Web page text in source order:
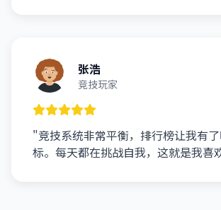
张浩
竞技玩家
"竞技系统非常平衡，排行榜让我有
标。每天都在挑战自我，这就是我喜